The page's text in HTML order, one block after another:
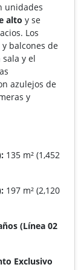
unidades
alto y se
Los
y balcones de
y el
azulejos de
y
135 m² (1,452
197 m² (2,120
(Línea 02
Exclusivo